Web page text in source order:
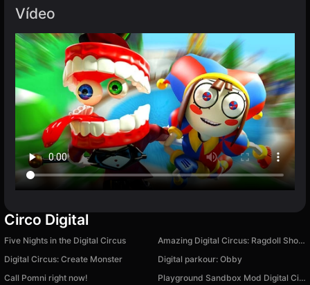
Vídeo
Circo Digital
Five Nights in the Digital Circus
Amazing Digital Circus: Ragdoll Show!
Digital Circus: Create Monster
Digital parkour: Obby
Call Pomni right now!
Playground Sandbox Mod Digital Circus